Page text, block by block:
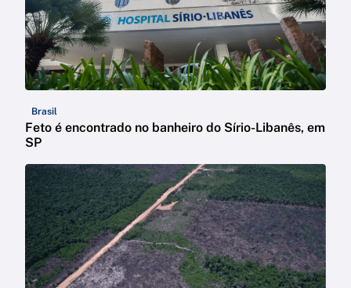
Brasil
Feto é encontrado no banheiro do Sírio-Libanês, em
SP